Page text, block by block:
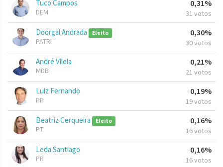
Tuco Campos
DEM
0,31%
31 votos
Doorgal Andrada Eleito
PATRI
0,30%
30 votos
André Vilela
MDB
0,21%
21 votos
Luiz Fernando
PP
0,19%
19 votos
Beatriz Cerqueira Eleito
PT
0,16%
16 votos
Leda Santiago
PR
0,16%
16 votos